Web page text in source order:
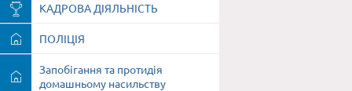
КАДРОВА ДІЯЛЬНІСТЬ
ПОЛІЦІЯ
Запобігання та протидія
домашньому насильству